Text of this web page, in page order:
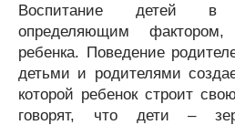
Воспитание детей в
определяющим
ребенка. Поведение
детьми и родителями
которой ребенок строит
говорят, что дети –